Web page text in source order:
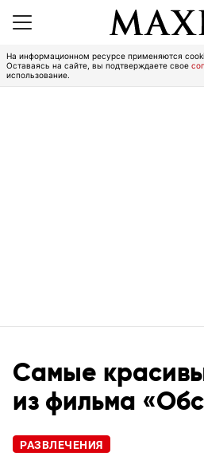
На информационном ресурсе применяются
Оставаясь на сайте, вы подтверждаете свое
использование.
Самые
из фильма
РАЗВЛЕЧЕНИЯ